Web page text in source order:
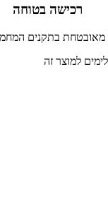
רכישה בטוחה
בתקנים
למוצר זה